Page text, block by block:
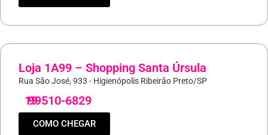
Loja 1A99 – Shopping Santa Úrsula
Rua São José, 933 - Higienópolis Ribeirão Preto/SP
19
99510-6829
COMO CHEGAR